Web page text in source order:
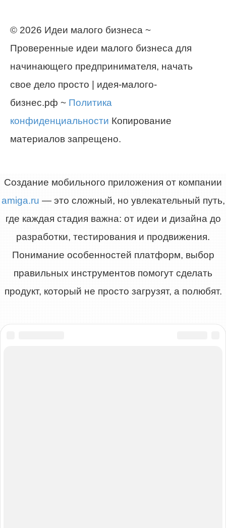
© 2026 Идеи малого бизнеса ~
Проверенные идеи малого бизнеса для
начинающего предпринимателя, начать
свое дело просто | идея-малого-
бизнес.рф ~ Политика
конфиденциальности Копирование
материалов запрещено.
Создание мобильного приложения от компании
amiga.ru — это сложный, но увлекательный путь,
где каждая стадия важна: от идеи и дизайна до
разработки, тестирования и продвижения.
Понимание особенностей платформ, выбор
правильных инструментов помогут сделать
продукт, который не просто загрузят, а полюбят.